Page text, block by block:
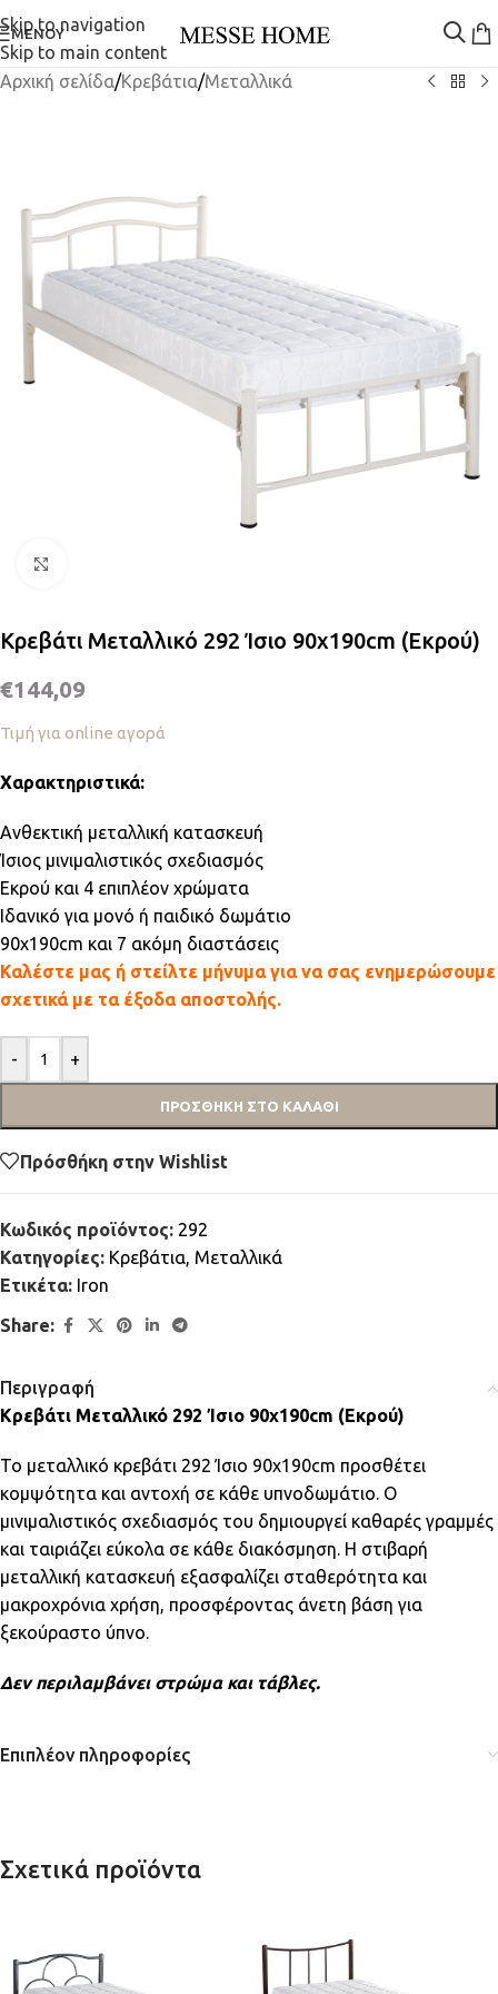
Skip to navigation
Skip to main content
ΜΕΝΟΎ
Αρχική σελίδα/Κρεβάτια/Μεταλλικά
Κρεβάτι Μεταλλικό 292 Ίσιο 90x190cm (Εκρού)
€144,09
Τιμή για online αγορά
Χαρακτηριστικά:
Ανθεκτική μεταλλική κατασκευή
Ίσιος μινιμαλιστικός σχεδιασμός
Εκρού και 4 επιπλέον χρώματα
Ιδανικό για μονό ή παιδικό δωμάτιο
90x190cm και 7 ακόμη διαστάσεις
Καλέστε μας ή στείλτε μήνυμα για να σας ενημερώσουμε
σχετικά με τα έξοδα αποστολής.
- +
ΠΡΟΣΘΉΚΗ ΣΤΟ ΚΑΛΆΘΙ
Πρόσθήκη στην Wishlist
Κωδικός προϊόντος: 292
Κατηγορίες: Κρεβάτια, Μεταλλικά
Ετικέτα: Iron
Share:
Περιγραφή
Κρεβάτι Μεταλλικό 292 Ίσιο 90x190cm (Εκρού)
Το μεταλλικό κρεβάτι 292 Ίσιο 90x190cm προσθέτει
κομψότητα και αντοχή σε κάθε υπνοδωμάτιο. Ο
μινιμαλιστικός σχεδιασμός του δημιουργεί καθαρές γραμμές
και ταιριάζει εύκολα σε κάθε διακόσμηση. Η στιβαρή
μεταλλική κατασκευή εξασφαλίζει σταθερότητα και
μακροχρόνια χρήση, προσφέροντας άνετη βάση για
ξεκούραστο ύπνο.
Δεν περιλαμβάνει στρώμα και τάβλες.
Επιπλέον πληροφορίες
Σχετικά προϊόντα